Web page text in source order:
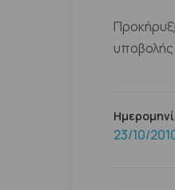
υποβολής
23/10/